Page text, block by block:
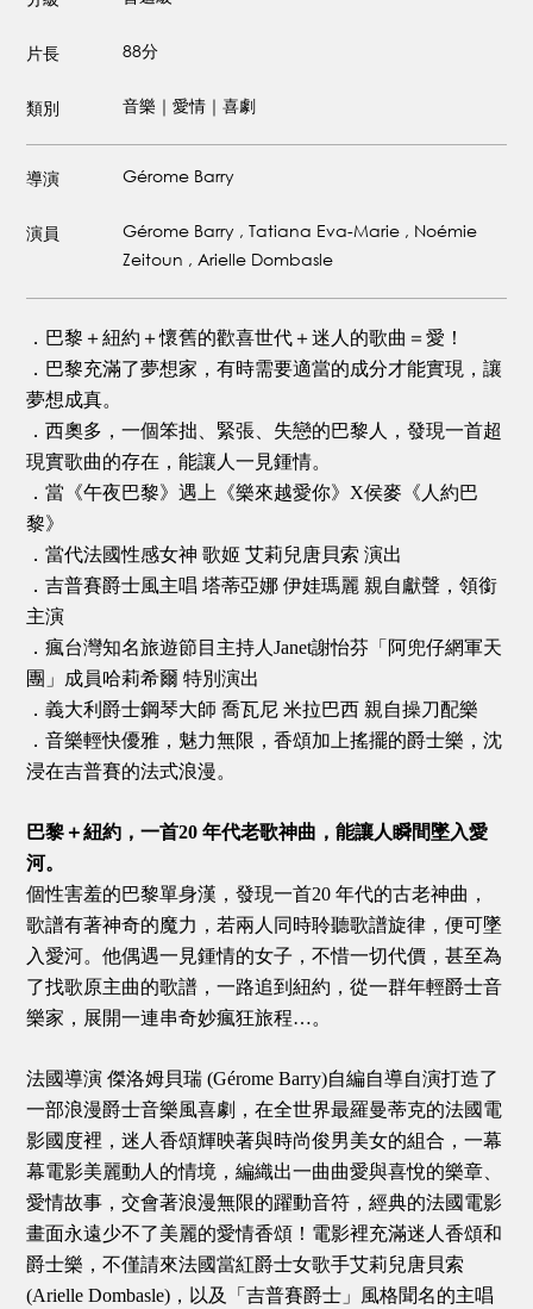
片長 88分
類別 音樂｜愛情｜喜劇
導演 Gérome Barry
演員
Gérome Barry , Tatiana Eva-Marie , Noémie
Zeitoun , Arielle Dombasle
．巴黎＋紐約＋懷舊的歡喜世代＋迷人的歌曲＝愛！
．巴黎充滿了夢想家，有時需要適當的成分才能實現，讓
夢想成真。
．西奧多，一個笨拙、緊張、失戀的巴黎人，發現一首超
現實歌曲的存在，能讓人一見鍾情。
．當《午夜巴黎》遇上《樂來越愛你》X侯麥《人約巴
黎》
．當代法國性感女神 歌姬 艾莉兒唐貝索 演出
．吉普賽爵士風主唱 塔蒂亞娜 伊娃瑪麗 親自獻聲，領銜
主演
．瘋台灣知名旅遊節目主持人Janet謝怡芬「阿兜仔網軍天
團」成員哈莉希爾 特別演出
．義大利爵士鋼琴大師 喬瓦尼 米拉巴西 親自操刀配樂
．音樂輕快優雅，魅力無限，香頌加上搖擺的爵士樂，沈
浸在吉普賽的法式浪漫。
巴黎＋紐約，一首20 年代老歌神曲，能讓人瞬間墜入愛
河。
個性害羞的巴黎單身漢，發現一首20 年代的古老神曲，
歌譜有著神奇的魔力，若兩人同時聆聽歌譜旋律，便可墜
入愛河。他偶遇一見鍾情的女子，不惜一切代價，甚至為
了找歌原主曲的歌譜，一路追到紐約，從一群年輕爵士音
樂家，展開一連串奇妙瘋狂旅程…。
法國導演 傑洛姆貝瑞 (Gérome Barry)自編自導自演打造了
一部浪漫爵士音樂風喜劇，在全世界最羅曼蒂克的法國電
影國度裡，迷人香頌輝映著與時尚俊男美女的組合，一幕
幕電影美麗動人的情境，編織出一曲曲愛與喜悅的樂章、
愛情故事，交會著浪漫無限的躍動音符，經典的法國電影
畫面永遠少不了美麗的愛情香頌！電影裡充滿迷人香頌和
爵士樂，不僅請來法國當紅爵士女歌手艾莉兒唐貝索
(Arielle Dombasle)，以及「吉普賽爵士」風格聞名的主唱